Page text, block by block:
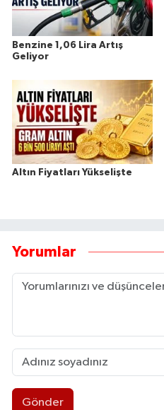
Benzine 1,06 Lira Artış
Geliyor
Altın Fiyatları Yükselişte
Yorumlar
Gönder